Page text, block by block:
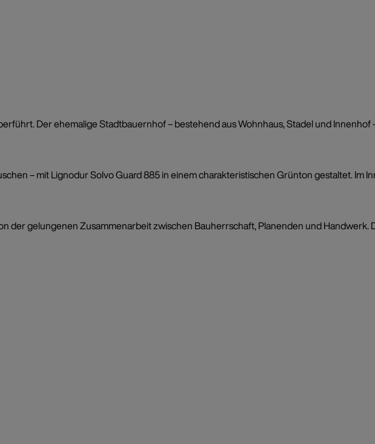
Der ehemalige Stadtbauernhof – bestehend aus Wohnhaus, Stadel und
– mit Lignodur Solvo Guard 885 in einem charakteristischen Grünton
gelungenen Zusammenarbeit zwischen Bauherrschaft, Planenden und